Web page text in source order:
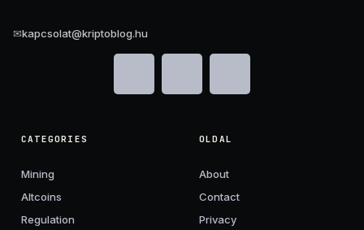
✉kapcsolat@kriptoblog.hu
CATEGORIES
Mining
Altcoins
Regulation
OLDAL
About
Contact
Privacy